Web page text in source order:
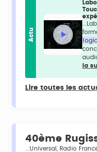
Actu
la
Lire toutes les
40ème
...Universal, Radio